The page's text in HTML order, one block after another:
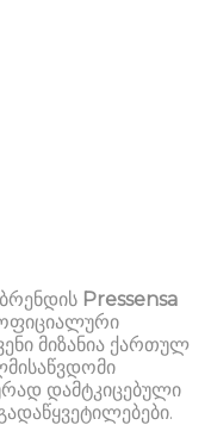
Pressensa
მიზანია ქართულ
დამტკიცებული